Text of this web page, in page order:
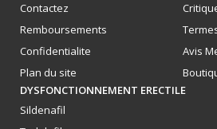
Contactez
Remboursements
Confidentialite
Avis
Plan du site
DYSFONCTIONNEMENT ERECTILE
Sildenafil